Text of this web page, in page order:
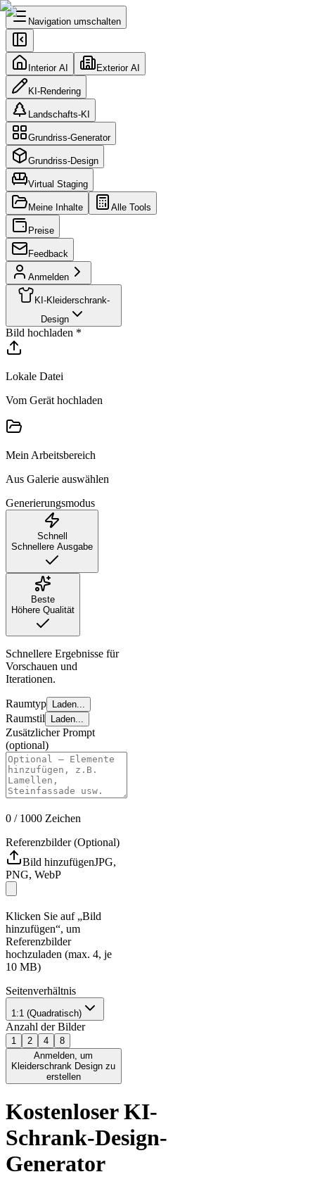
Navigation umschalten
Interior AI Exterior AI
KI-Rendering
Landschafts-KI
Grundriss-Generator
Grundriss-Design
Virtual Staging
Meine Inhalte Alle Tools
Preise
Feedback
Anmelden
KI-Kleiderschrank-
Design
Bild hochladen *
Lokale Datei
Vom Gerät hochladen
Mein Arbeitsbereich
Aus Galerie auswählen
Generierungsmodus
Schnell
Schnellere Ausgabe
Beste
Höhere Qualität
Schnellere Ergebnisse für
Vorschauen und
Iterationen.
Raumtyp Laden...
Raumstil Laden...
Zusätzlicher Prompt
(optional)
0 / 1000 Zeichen
Referenzbilder (Optional)
Bild hinzufügenJPG,
PNG, WebP
Klicken Sie auf „Bild
hinzufügen“, um
Referenzbilder
hochzuladen (max. 4, je
10 MB)
Seitenverhältnis
1:1 (Quadratisch)
Anzahl der Bilder
1 2 4
8
Anmelden, um
Kleiderschrank Design zu
erstellen
Kostenloser KI-
Schrank-Design-
Generator